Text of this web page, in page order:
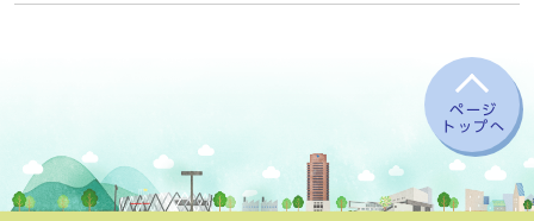
ページ
トップへ